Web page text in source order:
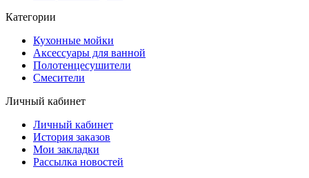
Категории
Кухонные мойки
Аксессуары для ванной
Полотенцесушители
Смесители
Личный кабинет
Личный кабинет
История заказов
Мои закладки
Рассылка новостей